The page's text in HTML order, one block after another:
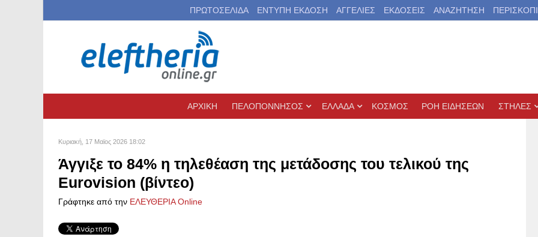
ΠΡΩΤΟΣΕΛΙΔΑ ΕΝΤΥΠΗ ΕΚΔΟΣΗ ΑΓΓΕΛΙΕΣ ΕΚΔΟΣΕΙΣ ΑΝΑΖΗΤΗΣΗ
ΑΡΧΙΚΗ ΠΕΛΟΠΟΝΝΗΣΟΣ ΕΛΛΑΔΑ ΚΟΣΜΟΣ ΡΟΗ ΕΙΔΗΣΕΩΝ ΣΤΗΛΕΣ
Κυριακή, 17 Μαϊος 2026 18:02
Άγγιξε το 84% η τηλεθέαση της μετάδοσης του τελικού της
Eurovision (βίντεο)
Γράφτηκε από την ΕΛΕΥΘΕΡΙΑ Online